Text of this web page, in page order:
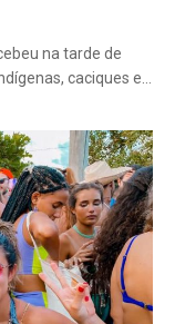
na tarde de
caciques e…